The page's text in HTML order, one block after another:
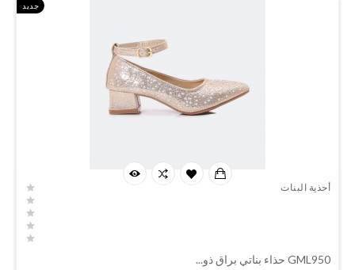
جديد
أحذية البنات
GML950 حذاء بناتي براق ذو...